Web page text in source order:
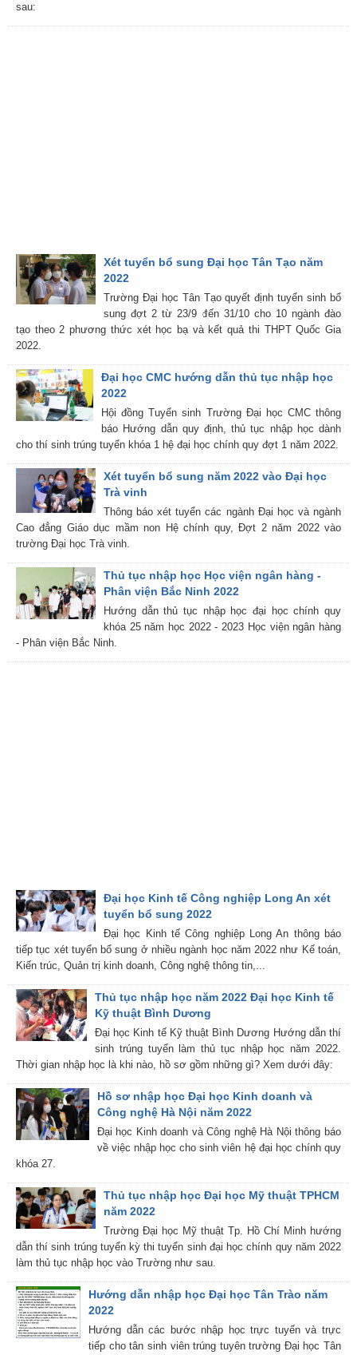
sau:
Xét tuyển bổ sung Đại học Tân Tạo năm
2022
Trường Đại học Tân Tạo quyết định tuyển sinh bổ
sung đợt 2 từ 23/9 đến 31/10 cho 10 ngành đào
tạo theo 2 phương thức xét học bạ và kết quả thi THPT Quốc Gia
2022.
Đại học CMC hướng dẫn thủ tục nhập học
2022
Hội đồng Tuyển sinh Trường Đại học CMC thông
báo Hướng dẫn quy định, thủ tục nhập học dành
cho thí sinh trúng tuyển khóa 1 hệ đại học chính quy đợt 1 năm 2022.
Xét tuyển bổ sung năm 2022 vào Đại học
Trà vinh
Thông báo xét tuyển các ngành Đại học và ngành
Cao đẳng Giáo dục mầm non Hệ chính quy, Đợt 2 năm 2022 vào
trường Đại học Trà vinh.
Thủ tục nhập học Học viện ngân hàng -
Phân viện Bắc Ninh 2022
Hướng dẫn thủ tục nhập học đại học chính quy
khóa 25 năm học 2022 - 2023 Học viện ngân hàng
- Phân viện Bắc Ninh.
Đại học Kinh tế Công nghiệp Long An xét
tuyển bổ sung 2022
Đại học Kinh tế Công nghiệp Long An thông báo
tiếp tục xét tuyển bổ sung ở nhiều ngành học năm 2022 như Kế toán,
Kiến trúc, Quản trị kinh doanh, Công nghệ thông tin,...
Thủ tục nhập học năm 2022 Đại học Kinh tế
Kỹ thuật Bình Dương
Đại học Kinh tế Kỹ thuật Bình Dương Hướng dẫn thí
sinh trúng tuyển làm thủ tục nhập học năm 2022.
Thời gian nhập học là khi nào, hồ sơ gồm những gì? Xem dưới đây:
Hồ sơ nhập học Đại học Kinh doanh và
Công nghệ Hà Nội năm 2022
Đại học Kinh doanh và Công nghệ Hà Nội thông báo
về việc nhập học cho sinh viên hệ đại học chính quy
khóa 27.
Thủ tục nhập học Đại học Mỹ thuật TPHCM
năm 2022
Trường Đại học Mỹ thuật Tp. Hồ Chí Minh hướng
dẫn thí sinh trúng tuyển kỳ thi tuyển sinh đại học chính quy năm 2022
làm thủ tục nhập học vào Trường như sau.
Hướng dẫn nhập học Đại học Tân Trào năm
2022
Hướng dẫn các bước nhập học trực tuyến và trực
tiếp cho tân sinh viên trúng tuyên trường Đại học Tân